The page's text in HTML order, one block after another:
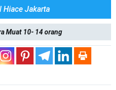
Hiace Jakarta
Muat 10- 14 orang